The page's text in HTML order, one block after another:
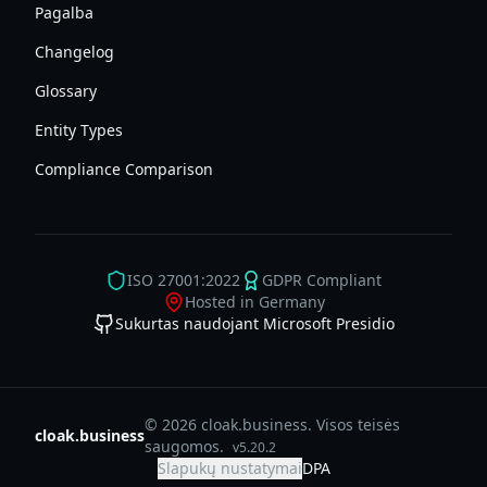
Pagalba
Changelog
Glossary
Entity Types
Compliance Comparison
ISO 27001:2022
GDPR Compliant
Hosted in Germany
Sukurtas naudojant Microsoft Presidio
cloak.business
© 2026 cloak.business. Visos teisės
saugomos. v5.20.2
Slapukų nustatymaiDPA